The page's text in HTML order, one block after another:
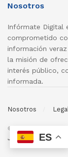
Nosotros
Infórmate Digital
comprometido
información
la misión de
interés público,
informada.
Nosotros
© 2026
-
Jegtheme
ES